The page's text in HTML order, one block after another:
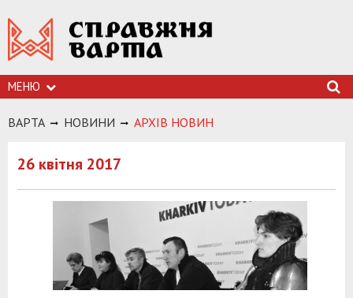
МЕНЮ
ВАРТА НОВИНИ АРХIВ НОВИН
26 квітня 2017